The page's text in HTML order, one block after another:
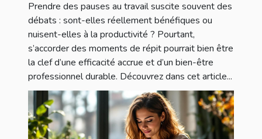
Prendre des pauses au travail suscite souvent des
débats : sont-elles réellement bénéfiques ou
nuisent-elles à la productivité ? Pourtant,
s’accorder des moments de répit pourrait bien être
la clef d’une efficacité accrue et d’un bien-être
professionnel durable. Découvrez dans cet article...